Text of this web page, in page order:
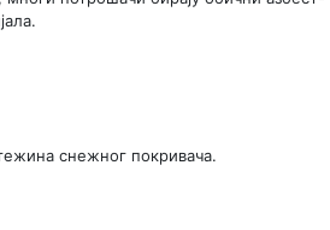
снежног покривача.